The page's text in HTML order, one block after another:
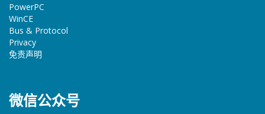
PowerPC
WinCE
Bus & Protocol
Privacy
免责声明
微信公众号